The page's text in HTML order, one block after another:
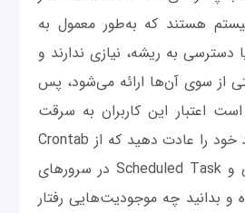
هستند که به‌طور معمول به
دسترسی به ریشه، نیازی ندارند و
از سوی آن‌ها ارائه می‌شود، پس
اعتبار این کاربران به سرقت
رفته است. سعی کنید خود را عادت دهید که از Crontab
در سرورهای لینوکسی و Scheduled Task در سرورهای
و بدانید چه موجودیت‌هایی رفتار